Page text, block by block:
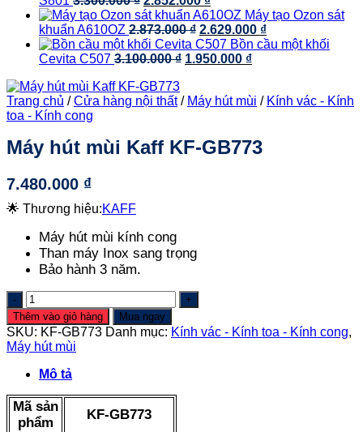
5.450.000 ₫1.480.000 ₫.là:
gốc
là:
3.300.000 ₫.
hiện
tại
là:
2.852.000 ₫.
Máy tạo Ozon sát
khuẩn A610OZ 2.873.000₫ Giá
gốc
là:
2.629.000 ₫Giá
hiện
Bồn cầu một khối
Cevita C507 3.100.000₫ Giá
3.100.000 ₫.
1.950.000 ₫Giá
là:
Trang chủ / Cửa hàng nội thất / Máy hút mùi / Kính vác - Kính
toa - Kính cong
Máy hút mùi Kaff KF-GB773
7.480.000 ₫
🌟 Thương hiệu:KAFF
Máy hút mùi kính cong
Than máy Inox sang trọng
Bảo hành 3 năm.
Máy
hút
mùi
Kaff
KF-
GB773
lượng
Thêm vào giỏ hàng Mua ngay
SKU: KF-GB773 Danh mục: Kính vác - Kính toa - Kính cong,
Máy hút mùi
Mô tả
Mã sản
phẩm
KF-GB773